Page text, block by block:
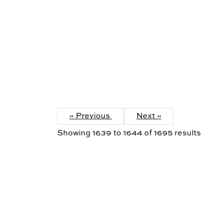
« Previous Next »
Showing 1639 to 1644 of 1695 results